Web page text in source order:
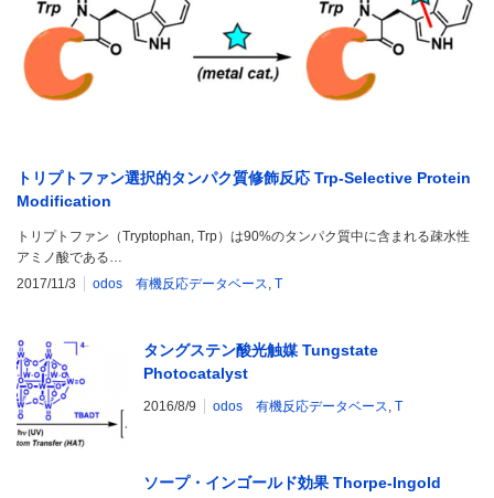
トリプトファン選択的タンパク質修飾反応 Trp-Selective Protein
Modification
トリプトファン（Tryptophan, Trp）は90%のタンパク質中に含まれる疎水性
アミノ酸である…
2017/11/3
odos 有機反応データベース, T
タングステン酸光触媒 Tungstate
Photocatalyst
2016/8/9 odos 有機反応データベース, T
ソープ・インゴールド効果 Thorpe-Ingold